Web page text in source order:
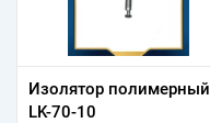
Изолятор полимерный
LK-70-10